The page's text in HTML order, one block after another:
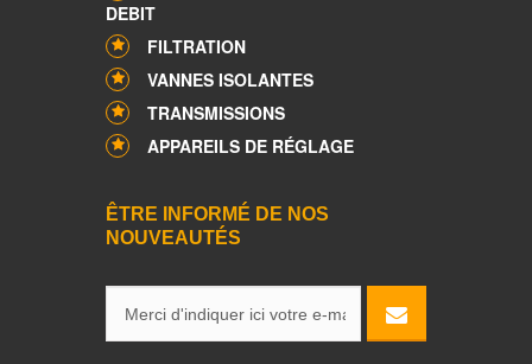
DEBIT
FILTRATION
VANNES ISOLANTES
TRANSMISSIONS
APPAREILS DE RÉGLAGE
ÊTRE INFORMÉ DE NOS
NOUVEAUTÉS